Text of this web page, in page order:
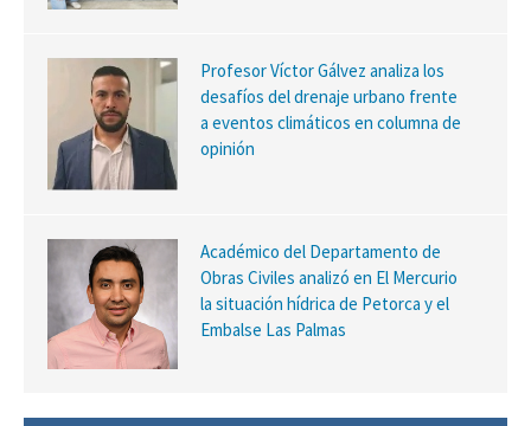
Profesor Víctor Gálvez analiza los
desafíos del drenaje urbano frente
a eventos climáticos en columna de
opinión
Académico del Departamento de
Obras Civiles analizó en El Mercurio
la situación hídrica de Petorca y el
Embalse Las Palmas